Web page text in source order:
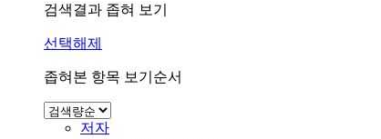
검색결과 좁혀 보기
선택해제
좁혀본 항목 보기순서
저자